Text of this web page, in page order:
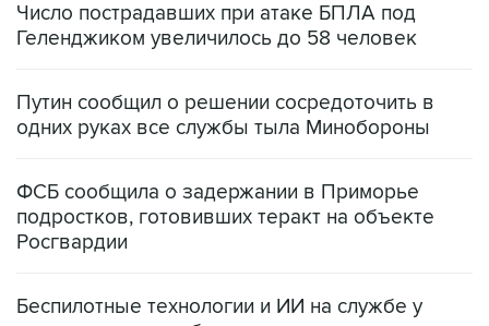
Число пострадавших при атаке БПЛА под
Геленджиком увеличилось до 58 человек
Путин сообщил о решении сосредоточить в
одних руках все службы тыла Минобороны
ФСБ сообщила о задержании в Приморье
подростков, готовивших теракт на объекте
Росгвардии
Беспилотные технологии и ИИ на службе у